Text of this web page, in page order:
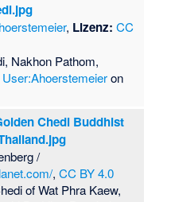
, Lizenz: CC
Nakhon Pathom,
User:Ahoerstemeieron
Chedi Buddhist
/
,CC BY 4.0
of Wat Phra Kaew,